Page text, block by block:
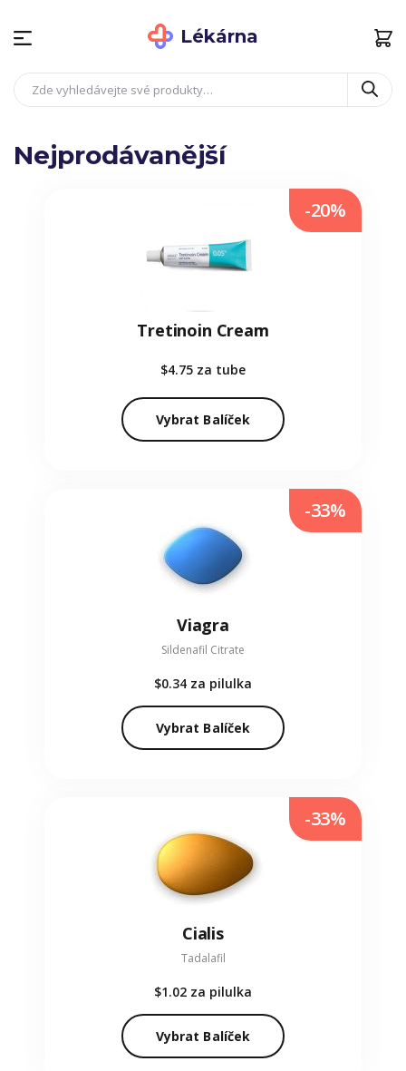
Lékárna
Nejprodávanější
Tretinoin Cream
$4.75 za tube
Vybrat Balíček
-20%
Viagra
Sildenafil Citrate
$0.34 za pilulka
Vybrat Balíček
-33%
Cialis
Tadalafil
$1.02 za pilulka
Vybrat Balíček
-33%